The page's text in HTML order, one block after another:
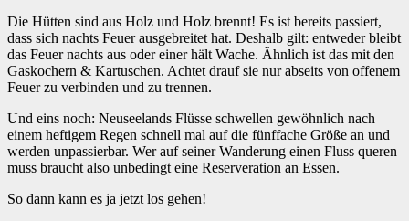
Die Hütten sind aus Holz und Holz brennt! Es ist bereits passiert,
dass sich nachts Feuer ausgebreitet hat. Deshalb gilt: entweder bleibt
das Feuer nachts aus oder einer hält Wache. Ähnlich ist das mit den
Gaskochern & Kartuschen. Achtet drauf sie nur abseits von offenem
Feuer zu verbinden und zu trennen.
Und eins noch: Neuseelands Flüsse schwellen gewöhnlich nach
einem heftigem Regen schnell mal auf die fünffache Größe an und
werden unpassierbar. Wer auf seiner Wanderung einen Fluss queren
muss braucht also unbedingt eine Reserveration an Essen.
So dann kann es ja jetzt los gehen!